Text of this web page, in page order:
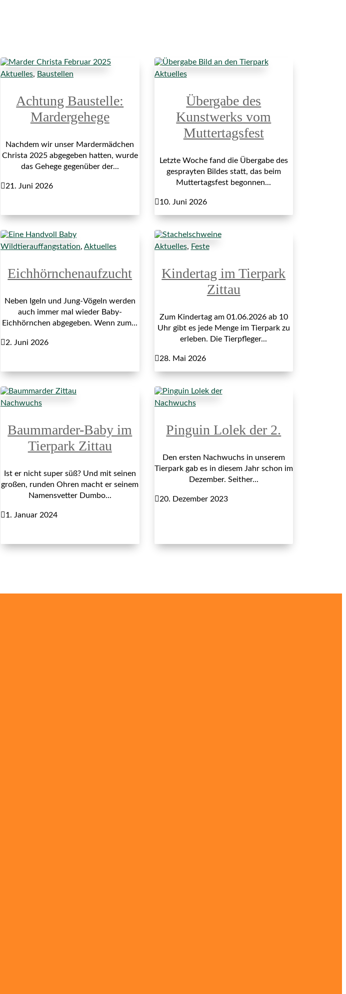
Aktuelles, Baustellen
Achtung Baustelle:
Mardergehege
Nachdem wir unser Mardermädchen
Christa 2025 abgegeben hatten, wurde
das Gehege gegenüber der...
21. Juni 2026
Aktuelles
Übergabe des
Kunstwerks vom
Muttertagsfest
Letzte Woche fand die Übergabe des
gesprayten Bildes statt, das beim
Muttertagsfest begonnen...
10. Juni 2026
Wildtierauffangstation, Aktuelles
Eichhörnchenaufzucht
Neben Igeln und Jung-Vögeln werden
auch immer mal wieder Baby-
Eichhörnchen abgegeben. Wenn zum...
2. Juni 2026
Aktuelles, Feste
Kindertag im Tierpark
Zittau
Zum Kindertag am 01.06.2026 ab 10
Uhr gibt es jede Menge im Tierpark zu
erleben. Die Tierpfleger...
28. Mai 2026
Nachwuchs
Baummarder-Baby im
Tierpark Zittau
Ist er nicht super süß? Und mit seinen
großen, runden Ohren macht er seinem
Namensvetter Dumbo...
1. Januar 2024
Nachwuchs
Pinguin Lolek der 2.
Den ersten Nachwuchs in unserem
Tierpark gab es in diesem Jahr schon im
Dezember. Seither...
20. Dezember 2023